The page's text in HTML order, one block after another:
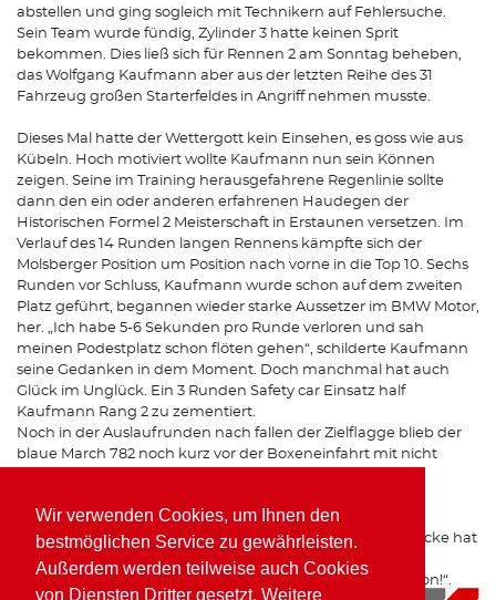
Wir verwenden Cookies, um Ihnen den
bestmöglichen Service zu gewährleisten.
Außerdem werden teilweise auch Cookies
von Diensten Dritter gesetzt. Weitere
abstellen und ging sogleich mit Technikern auf Fehlersuche.
Sein Team wurde fündig, Zylinder 3 hatte keinen Sprit
bekommen. Dies ließ sich für Rennen 2 am Sonntag beheben,
das Wolfgang Kaufmann aber aus der letzten Reihe des 31
Fahrzeug großen Starterfeldes in Angriff nehmen musste.
Dieses Mal hatte der Wettergott kein Einsehen, es goss wie aus
Kübeln. Hoch motiviert wollte Kaufmann nun sein Können
zeigen. Seine im Training herausgefahrene Regenlinie sollte
dann den ein oder anderen erfahrenen Haudegen der
Historischen Formel 2 Meisterschaft in Erstaunen versetzen. Im
Verlauf des 14 Runden langen Rennens kämpfte sich der
Molsberger Position um Position nach vorne in die Top 10. Sechs
Runden vor Schluss, Kaufmann wurde schon auf dem zweiten
Platz geführt, begannen wieder starke Aussetzer im BMW Motor,
her. „Ich habe 5-6 Sekunden pro Runde verloren und sah
meinen Podestplatz schon flöten gehen“, schilderte Kaufmann
seine Gedanken in dem Moment. Doch manchmal hat auch
Glück im Unglück. Ein 3 Runden Safety car Einsatz half
Kaufmann Rang 2 zu zementiert.
Noch in der Auslaufrunden nach fallen der Zielflagge blieb der
blaue March 782 noch kurz vor der Boxeneinfahrt mit nicht
„Ein super Abschluss für ein zunächst durchwachsendes
Wochenende“, so das Fazit des Formel 2 Piloten. „Die Strecke hat
auch im Regen richtig Spaß gemacht und ein Sieg war in
Griffweite. Ich freue mich jetzt schon auf die nächste Saison!“.